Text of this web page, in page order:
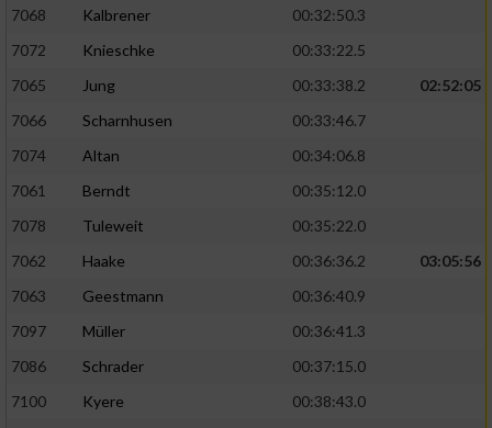
7068
Kalbrener
00:32:50.3
7072
Knieschke
00:33:22.5
7065
Jung 00:33:38.2
02:52:05
7066
Scharnhusen
00:33:46.7
7074
Altan
00:34:06.8
7061
Berndt
00:35:12.0
7078
Tuleweit
00:35:22.0
7062
Haake 00:36:36.2
03:05:56
7063
Geestmann
00:36:40.9
7097
Müller
00:36:41.3
7086
Schrader
00:37:15.0
7100
Kyere
00:38:43.0